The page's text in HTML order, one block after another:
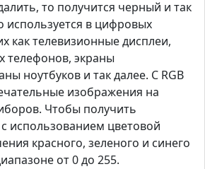
то получится черный и так
используется в цифровых
как телевизионные дисплеи,
телефонов, экраны
ноутбуков и так далее. С RGB
изображения на
Чтобы получить
использованием цветовой
красного, зеленого и синего
от 0 до 255.